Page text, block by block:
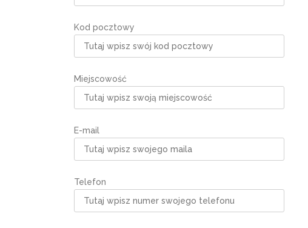
Kod pocztowy
Miejscowość
E-mail
Telefon